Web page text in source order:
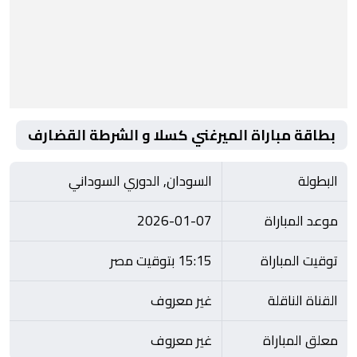
بطاقة مباراة الميرغني كسلا و الشرطة القضارف
البطولة
السودان, الدوري السوداني
موعد المباراة
2026-01-07
توقيت المباراة
15:15 بتوقيت مصر
القناة الناقلة
غير معروف
معلق المباراة
غير معروف